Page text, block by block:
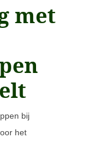
met
bij
het